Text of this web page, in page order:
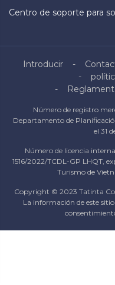
Centro de soporte para
Introducir
Número de registro
Departamento de
el 31
Número de licencia
1516/2022/TCDL-GP LHQT,
Turismo de
Copyright © 2023 Tatinta
La información de este